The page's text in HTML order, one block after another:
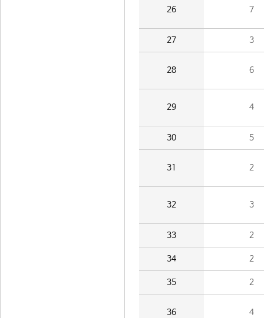
26 7
27 3
28 6
29 4
30 5
31 2
32 3
33 2
34 2
35 2
36 4